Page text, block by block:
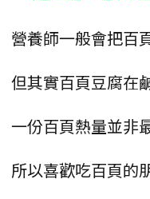
營養師一般會把百
但其實百頁豆腐在
一份百頁熱量並非
所以喜歡吃百頁的